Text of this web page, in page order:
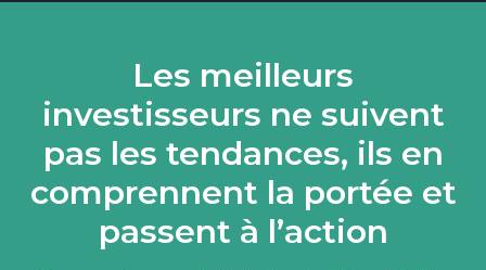
Les meilleurs
investisseurs ne suivent
pas les tendances, ils en
comprennent la portée et
passent à l’action